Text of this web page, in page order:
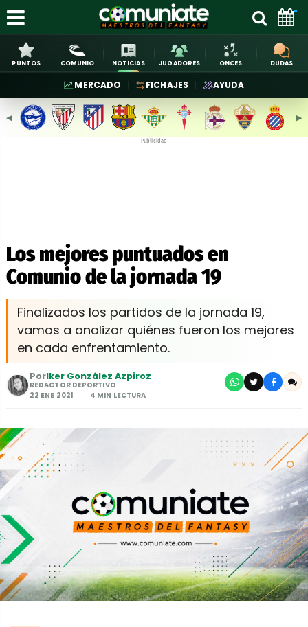
PUNTOS COMUNIO NOTICIAS JUGADORES ONCES DUDAS
MERCADO FICHAJES AYUDA
◀︎ ▶︎
Publicidad
Los mejores puntuados en
Comunio de la jornada 19
Finalizados los partidos de la jornada 19,
vamos a analizar quiénes fueron los mejores
en cada enfrentamiento.
PorIker González Azpiroz
REDACTOR DEPORTIVO
22 ENE 2021
4 MIN LECTURA